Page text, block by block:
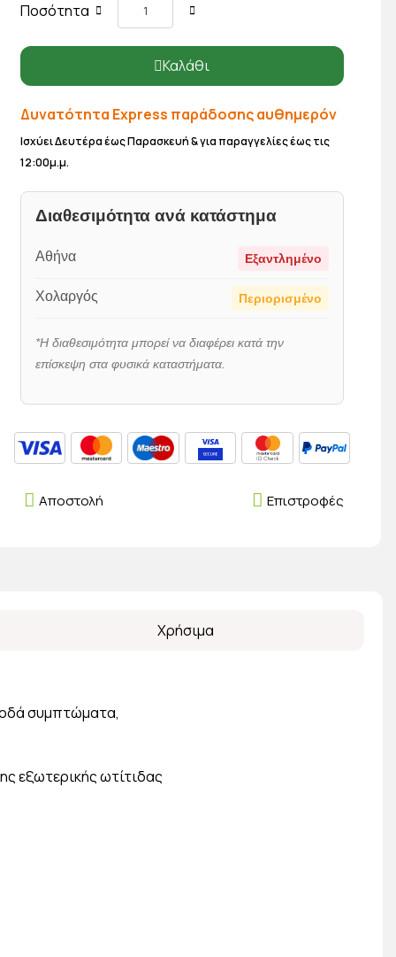
Ποσότητα
Καλάθι
Δυνατότητα Express παράδοσης αυθημερόν
Ισχύει Δευτέρα έως Παρασκευή & για παραγγελίες έως τις
12:00μ.μ.
Διαθεσιμότητα ανά κατάστημα
Αθήνα Εξαντλημένο
Χολαργός Περιορισμένο
*Η διαθεσιμότητα μπορεί να διαφέρει κατά την
επίσκεψη στα φυσικά καταστήματα.
Επιστροφές
Αποστολή
Χρήσιμα
συμπτώματα,
εξωτερικής ωτίτιδας